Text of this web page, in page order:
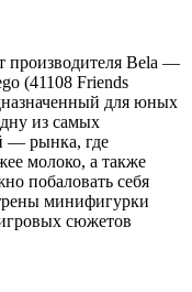
производителя Bela —
(41108 Friends
для юных
из самых
— рынка, где
молоко, а также
побаловать себя
минифигурки
сюжетов